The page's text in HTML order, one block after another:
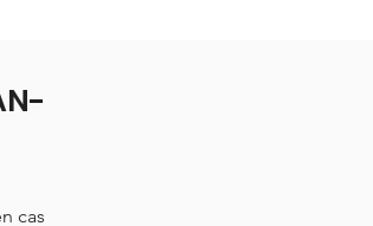
cas